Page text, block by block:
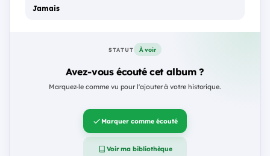
Jamais
STATUT À voir
Avez-vous écouté cet album ?
Marquez-le comme vu pour l'ajouter à votre historique.
Marquer comme écouté
Voir ma bibliothèque